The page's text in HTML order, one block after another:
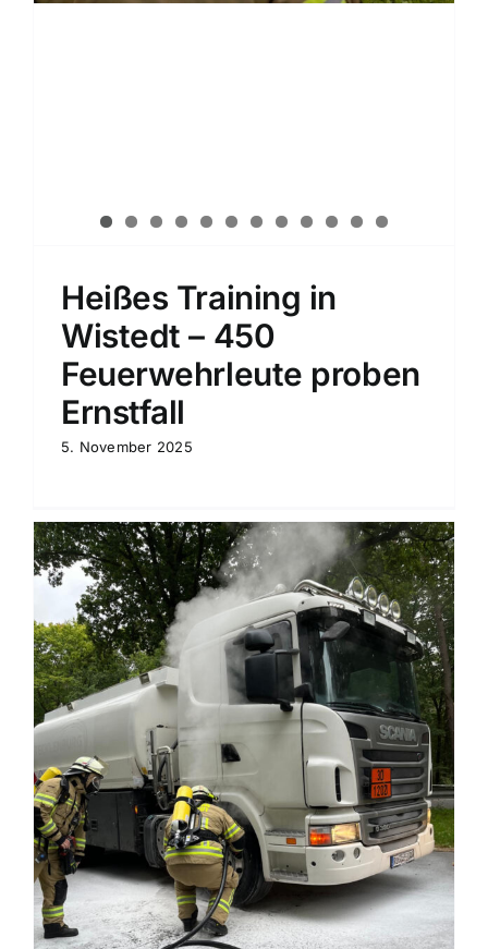
Heißes Training in
Wistedt – 450
Feuerwehrleute proben
Ernstfall
5. November 2025